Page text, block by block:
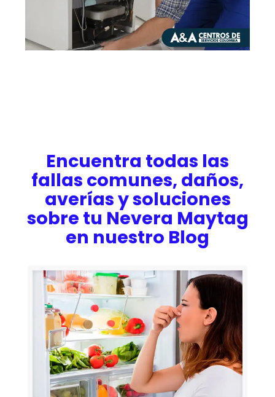
Encuentra todas las
fallas comunes, daños,
averías y soluciones
sobre tu Nevera Maytag
en nuestro Blog